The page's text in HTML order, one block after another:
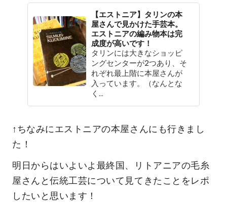
【エストニア】タリンの本
屋さんで見かけた手芸本。
エストニアの編み物本は完
成度が高いです！
タリンには大きなショッピ
ングセンターが2つあり、そ
れぞれ最上階に本屋さんが
入っています。（なんとな
く...
↑ちなみにエストニアの本屋さんにも行きまし
た！
明日からはいよいよ最終国、リトアニアの毛糸
屋さんと伝統工芸について見てきたことをレポ
したいと思います！